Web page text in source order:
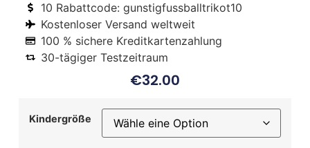
10 Rabattcode: gunstigfussballtrikot10
Kostenloser Versand weltweit
100 % sichere Kreditkartenzahlung
30-tägiger Testzeitraum
€32.00
Kindergröße